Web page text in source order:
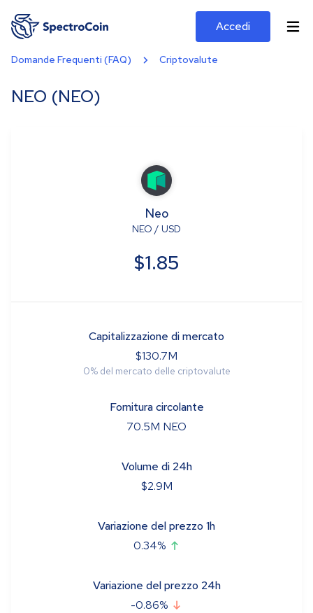
Accedi
Domande Frequenti (FAQ) Criptovalute
NEO (NEO)
Neo
NEO / USD
$1.85
Capitalizzazione di mercato
$130.7M
0% del mercato delle criptovalute
Fornitura circolante
70.5M NEO
Volume di 24h
$2.9M
Variazione del prezzo 1h
0.34%
Variazione del prezzo 24h
-0.86%